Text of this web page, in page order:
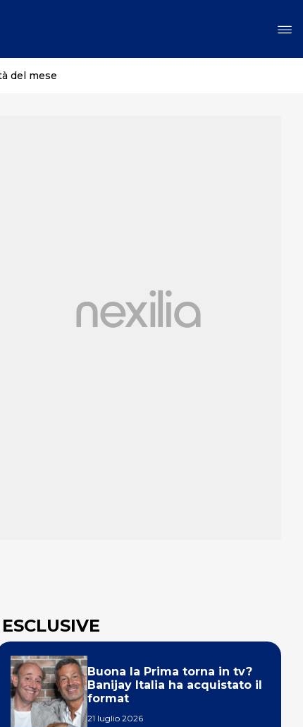
del mese
ESCLUSIVE
Buona la Prima torna in tv?
Banijay Italia ha acquistato il
format
21 luglio 2026